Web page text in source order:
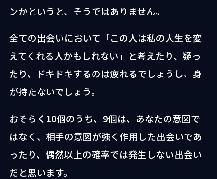
ンかというと、そうではありません。
全ての出会いにおいて「この人は私の人生を変
えてくれる人かもしれない」と考えたり、疑っ
たり、ドキドキするのは疲れるでしょうし、身
が持たないでしょう。
おそらく10個のうち、9個は、あなたの意図で
はなく、相手の意図が強く作用した出会いであ
ったり、偶然以上の確率では発生しない出会い
だと思います。